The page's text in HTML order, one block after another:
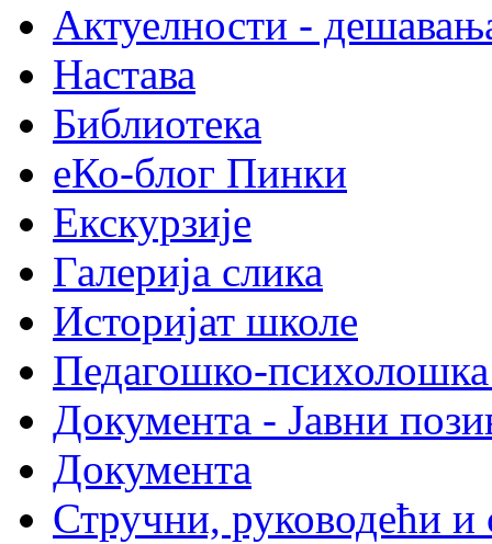
Актуелности -
Настава
Библиотека
еКо-блог Пинки
Екскурзије
Галерија слика
Историјат школе
Педагошко-психолошка
Документа - Јавни
Документа
Стручни, руководећи и